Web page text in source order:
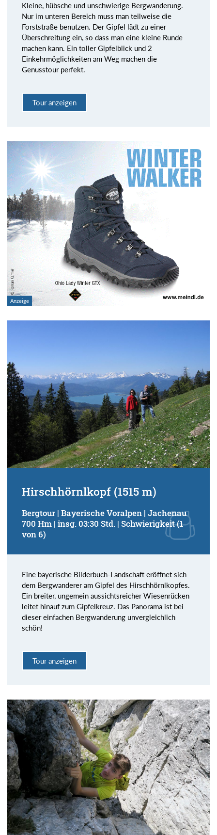
Kleine, hübsche und unschwierige Bergwanderung.
Nur im unteren Bereich muss man teilweise die
Forststraße benutzen. Der Gipfel lädt zu einer
Überschreitung ein, so dass man eine kleine Runde
machen kann. Ein toller Gipfelblick und 2
Einkehrmöglichkeiten am Weg machen die
Genusstour perfekt.
Tour anzeigen
Hirschhörnlkopf (1515 m)
Bergtour | Bayerische Voralpen | Jachenau
700 Hm | insg. 03:30 Std. | Schwierigkeit (1
von 6)
Eine bayerische Bilderbuch-Landschaft eröffnet sich
dem Bergwanderer am Gipfel des Hirschhörnlkopfes.
Ein breiter, ungemein aussichtsreicher Wiesenrücken
leitet hinauf zum Gipfelkreuz. Das Panorama ist bei
dieser einfachen Bergwanderung unvergleichlich
schön!
Tour anzeigen